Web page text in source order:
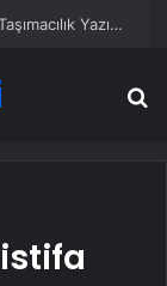
UETDS Nedir ? Uetds.com İle Akıllı Dijital Taşımacılık Yazılımı